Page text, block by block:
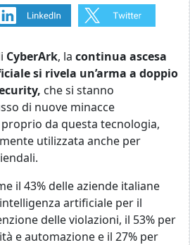
CyberArk, la continua ascesa
si rivela un’arma a doppio
che si stanno
di nuove minacce
da questa tecnologia,
utilizzata anche per
il 43% delle aziende italiane
artificiale per il
delle violazioni, il 53% per
e automazione e il 27% per